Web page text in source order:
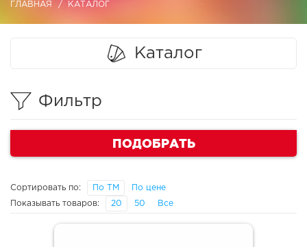
ГЛАВНАЯ КАТАЛОГ
Каталог
Фильтр
ПОДОБРАТЬ
Сортировать по: По ТМ По цене
Показывать товаров: 20 50 Все